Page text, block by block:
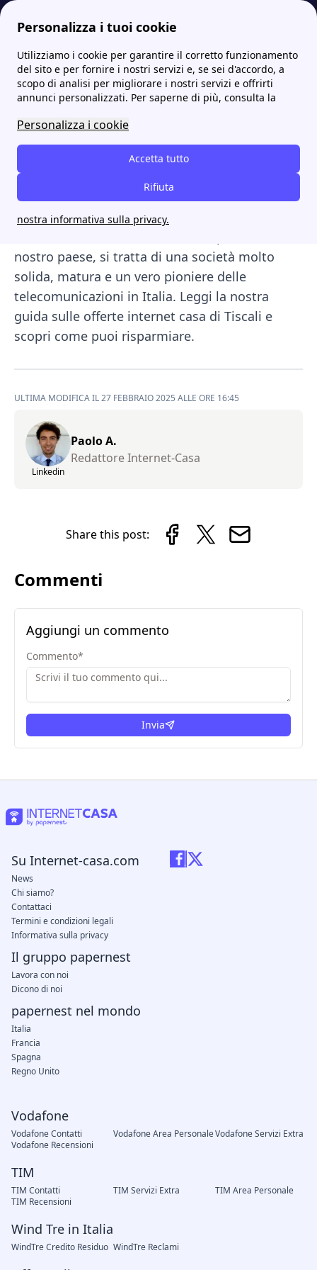
Personalizza i tuoi cookie
Utilizziamo i cookie per garantire il corretto funzionamento
del sito e per fornire i nostri servizi e, se sei d'accordo, a
scopo di analisi per migliorare i nostri servizi e offrirti
annunci personalizzati. Per saperne di più, consulta la
Personalizza i cookie
Accetta tutto
Rifiuta
nostra informativa sulla privacy.
Internet Casa Le migliori offerte internet casa 2023 degli operatori telefonici Tiscali offerte Internet casa: scopri le migliori
Tiscali offerte Internet
casa: scopri le migliori
Se sei alla ricerca dinuoveofferte
Internet casa
operatori che dovresti tenere in considerazione.
Benché la compagnia non abbia raggiunto i
nostro paese, si tratta di una società molto
solida, matura e un vero pioniere delle
telecomunicazioni in Italia. Leggi la nostra
guida sulle offerte internet casa di Tiscali e
scopri come puoi risparmiare.
ULTIMA MODIFICA IL 27 FEBBRAIO 2025 ALLE ORE 16:45
Linkedin
Paolo A.
Redattore Internet-Casa
Share this post:
Commenti
Aggiungi un commento
Commento*
Invia
Vodafone
Vodafone Contatti Vodafone Area PersonaleVodafone Servizi Extra
Vodafone Recensioni
TIM
TIM Contatti TIM Servizi Extra
TIM Area Personale
TIM Recensioni
Wind Tre in Italia
WindTre Credito Residuo WindTre Reclami
Su Internet-casa.com
News
Chi siamo?
Contattaci
Termini e condizioni legali
Informativa sulla privacy
Il gruppo papernest
Lavora con noi
Dicono di noi
papernest nel mondo
Italia
Francia
Spagna
Regno Unito